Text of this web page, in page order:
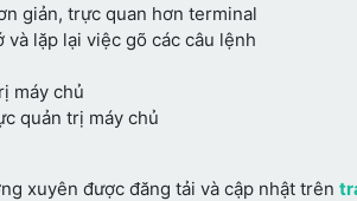
giản, trực quan hơn terminal
lặp lại việc gõ các câu lệnh
máy chủ
quản trị máy chủ
xuyên được đăng tải và cập nhật trên